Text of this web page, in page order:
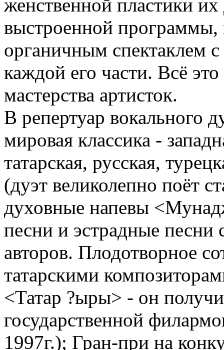
женственной пластики
выстроенной программы,
органичным спектаклем
каждой его части. Всё
мастерства артисток.
В репертуар вокального
мировая классика -
татарская, русская,
(дуэт великолепно поёт
духовные напевы
песни и эстрадные песни
авторов. Плодотворное
татарскими
<Татар ?ыры> - он
государственной
1997г.); Гран-при на